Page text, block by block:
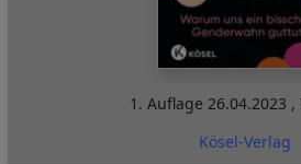
1. Auflage26.04.2023 ,
Kösel-Verlag